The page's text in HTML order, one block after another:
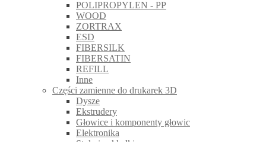
POLIPROPYLEN - PP
WOOD
ZORTRAX
ESD
FIBERSILK
FIBERSATIN
REFILL
Inne
Części zamienne do drukarek 3D
Dysze
Ekstrudery
Głowice i komponenty głowic
Elektronika